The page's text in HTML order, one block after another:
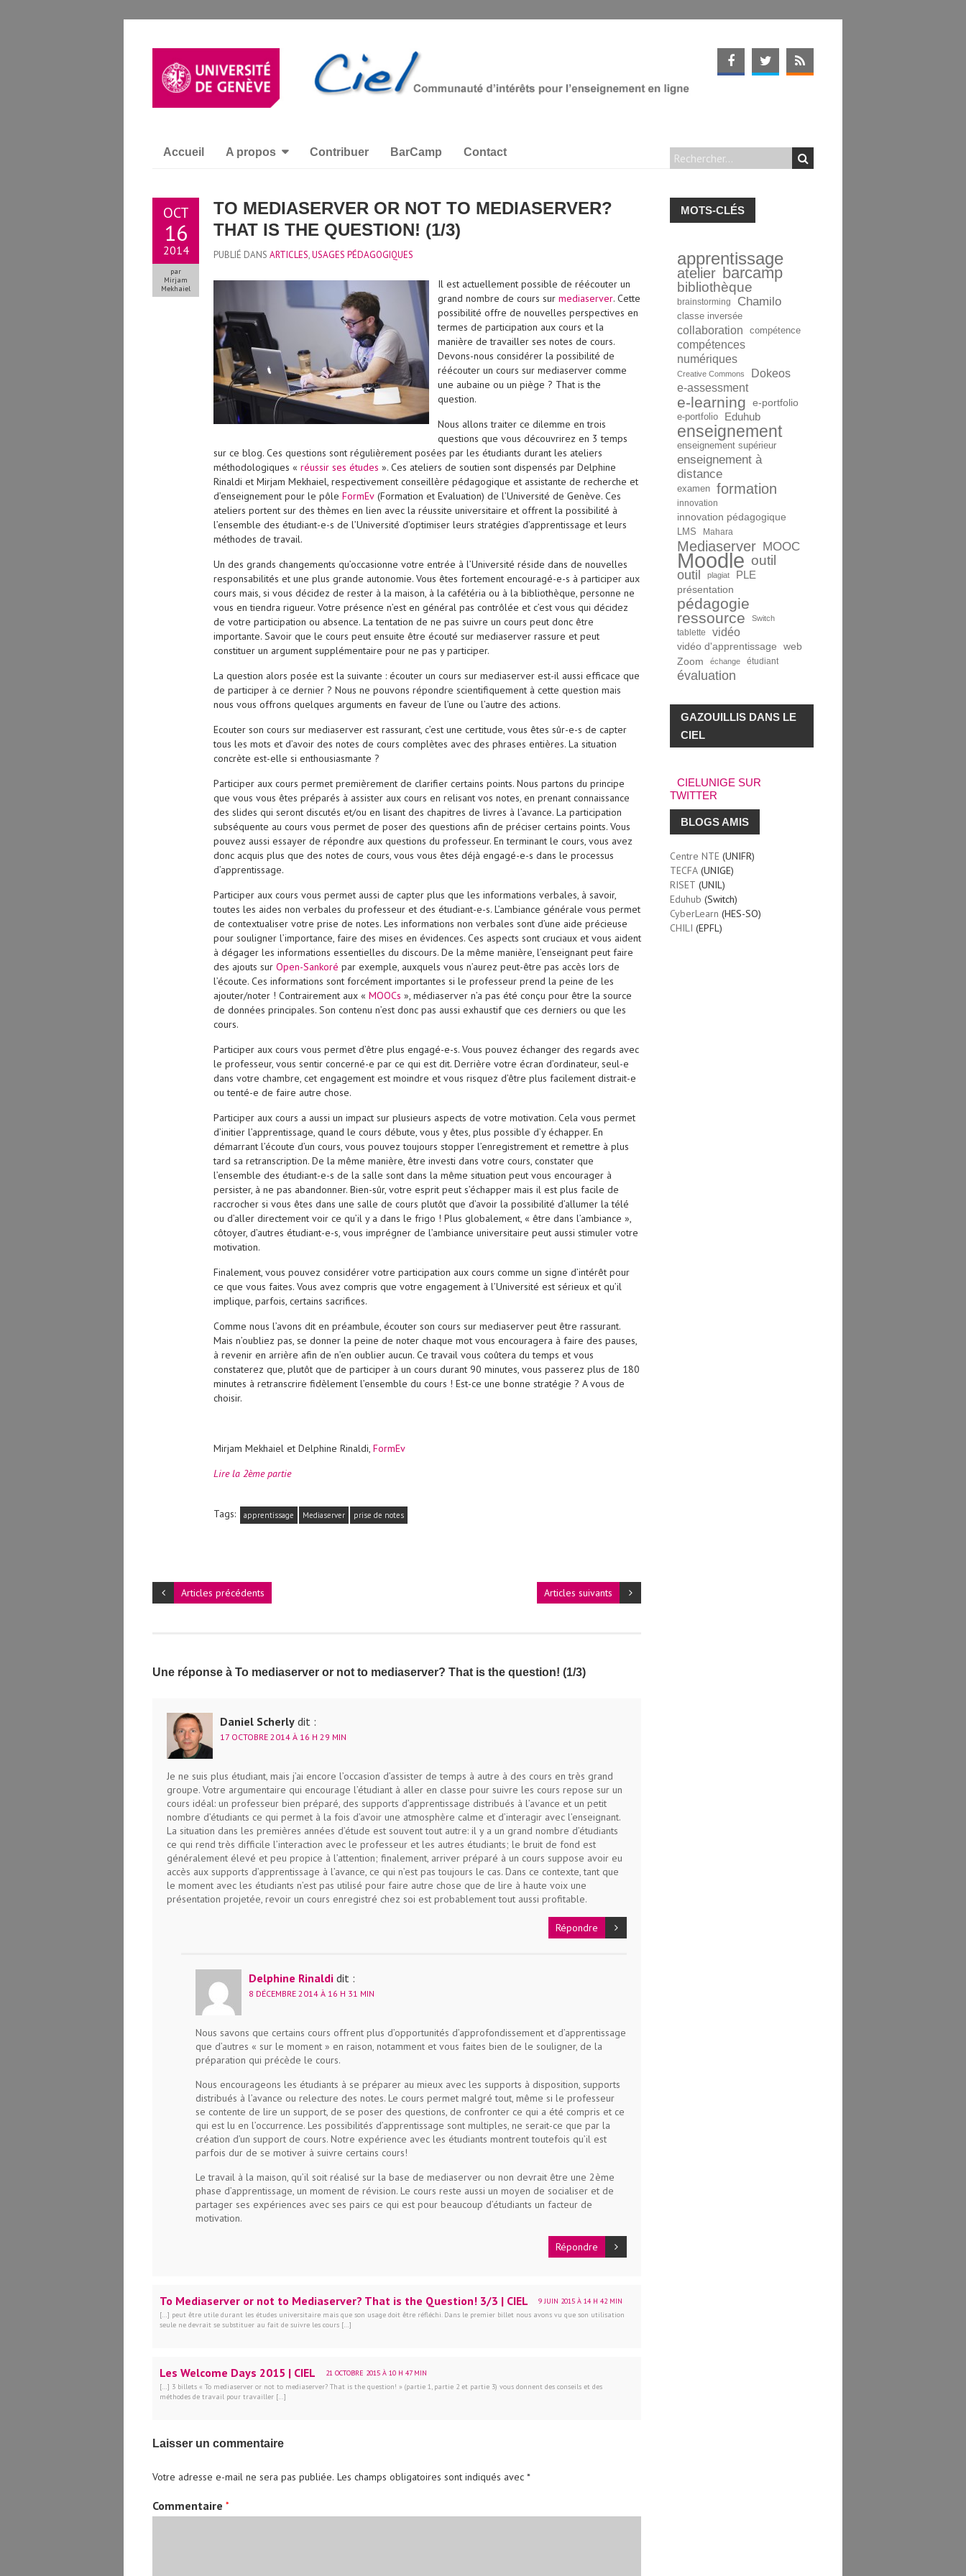
Accueil A propos Contribuer BarCamp Contact
OCT
16
2014
par
Mirjam
Mekhaiel
TO MEDIASERVER OR NOT TO MEDIASERVER?
THAT IS THE QUESTION! (1/3)
PUBLIÉ DANS ARTICLES,USAGES PÉDAGOGIQUES
Il est actuellement possible de réécouter un
grand nombre de cours surmediaserver. Cette
possibilité offre de nouvelles perspectives en
termes de participation aux cours et la
manière de travailler ses notes de cours.
Devons-nous considérer la possibilité de
réécouter un cours sur mediaserver comme
une aubaine ou un piège ? That is the
question.
Nous allons traiter ce dilemme en trois
questions que vous découvrirez en 3 temps
sur ce blog. Ces questions sont régulièrement posées par les étudiants durant les ateliers
méthodologiques « réussir ses études ». Ces ateliers de soutien sont dispensés par Delphine
Rinaldi et Mirjam Mekhaiel, respectivement conseillère pédagogique et assistante de recherche et
d’enseignement pour le pôle FormEv (Formation et Evaluation) de l’Université de Genève. Ces
ateliers portent sur des thèmes en lien avec la réussite universitaire et offrent la possibilité à
l’ensemble des étudiant-e-s de l’Université d’optimiser leurs stratégies d’apprentissage et leurs
méthodes de travail.
Un des grands changements qu’occasionne votre entrée à l’Université réside dans de nouvelles
responsabilités et une plus grande autonomie. Vous êtes fortement encouragé-e-s à participer aux
cours mais, si vous décidez de rester à la maison, à la cafétéria ou à la bibliothèque, personne ne
vous en tiendra rigueur. Votre présence n’est en général pas contrôlée et c’est vous qui décidez
de votre participation ou absence. La tentation de ne pas suivre un cours peut donc être
importante. Savoir que le cours peut ensuite être écouté sur mediaserver rassure et peut
constituer un argument supplémentaire pour ne pas y participer.
La question alors posée est la suivante : écouter un cours sur mediaserver est-il aussi efficace que
de participer à ce dernier ? Nous ne pouvons répondre scientifiquement à cette question mais
nous vous offrons quelques arguments en faveur de l’une ou l’autre des actions.
Ecouter son cours sur mediaserver est rassurant, c’est une certitude, vous êtes sûr-e-s de capter
tous les mots et d’avoir des notes de cours complètes avec des phrases entières. La situation
concrète est-elle si enthousiasmante ?
Participer aux cours permet premièrement de clarifier certains points. Nous partons du principe
que vous vous êtes préparés à assister aux cours en relisant vos notes, en prenant connaissance
des slides qui seront discutés et/ou en lisant des chapitres de livres à l’avance. La participation
subséquente au cours vous permet de poser des questions afin de préciser certains points. Vous
pouvez aussi essayer de répondre aux questions du professeur. En terminant le cours, vous avez
donc acquis plus que des notes de cours, vous vous êtes déjà engagé-e-s dans le processus
d’apprentissage.
Participer aux cours vous permet aussi de capter plus que les informations verbales, à savoir,
toutes les aides non verbales du professeur et des étudiant-e-s. L’ambiance générale vous permet
de contextualiser votre prise de notes. Les informations non verbales sont d’une aide précieuse
pour souligner l’importance, faire des mises en évidences. Ces aspects sont cruciaux et vous aident
à dégager les informations essentielles du discours. De la même manière, l’enseignant peut faire
des ajouts sur Open-Sankoré par exemple, auxquels vous n’aurez peut-être pas accès lors de
l’écoute. Ces informations sont forcément importantes si le professeur prend la peine de les
ajouter/noter ! Contrairement aux « MOOCs », médiaserver n’a pas été conçu pour être la source
de données principales. Son contenu n’est donc pas aussi exhaustif que ces derniers ou que les
cours.
Participer aux cours vous permet d’être plus engagé-e-s. Vous pouvez échanger des regards avec
le professeur, vous sentir concerné-e par ce qui est dit. Derrière votre écran d’ordinateur, seul-e
dans votre chambre, cet engagement est moindre et vous risquez d’être plus facilement distrait-e
ou tenté-e de faire autre chose.
Participer aux cours a aussi un impact sur plusieurs aspects de votre motivation. Cela vous permet
d’initier l’apprentissage, quand le cours débute, vous y êtes, plus possible d’y échapper. En
démarrant l’écoute d’un cours, vous pouvez toujours stopper l’enregistrement et remettre à plus
tard sa retranscription. De la même manière, être investi dans votre cours, constater que
l’ensemble des étudiant-e-s de la salle sont dans la même situation peut vous encourager à
persister, à ne pas abandonner. Bien-sûr, votre esprit peut s’échapper mais il est plus facile de
raccrocher si vous êtes dans une salle de cours plutôt que d’avoir la possibilité d’allumer la télé
ou d’aller directement voir ce qu’il y a dans le frigo ! Plus globalement, « être dans l’ambiance »,
côtoyer, d’autres étudiant-e-s, vous imprégner de l’ambiance universitaire peut aussi stimuler votre
motivation.
Finalement, vous pouvez considérer votre participation aux cours comme un signe d’intérêt pour
ce que vous faites. Vous avez compris que votre engagement à l’Université est sérieux et qu’il
implique, parfois, certains sacrifices.
Comme nous l’avons dit en préambule, écouter son cours sur mediaserver peut être rassurant.
Mais n’oubliez pas, se donner la peine de noter chaque mot vous encouragera à faire des pauses,
à revenir en arrière afin de n’en oublier aucun. Ce travail vous coûtera du temps et vous
constaterez que, plutôt que de participer à un cours durant 90 minutes, vous passerez plus de 180
minutes à retranscrire fidèlement l’ensemble du cours ! Est-ce une bonne stratégie ? A vous de
choisir.
Mirjam Mekhaiel et Delphine Rinaldi, FormEv
Lire la 2ème partie
Tags: apprentissage Mediaserver prise de notes
Articles suivants
Articles précédents
Une réponse à To mediaserver or not to mediaserver? That is the question! (1/3)
Daniel Scherly dit :
17 OCTOBRE 2014 À 16 H 29 MIN
Je ne suis plus étudiant, mais j’ai encore l’occasion d’assister de temps à autre à des cours en très grand
groupe. Votre argumentaire qui encourage l’étudiant à aller en classe pour suivre les cours repose sur un
cours idéal: un professeur bien préparé, des supports d’apprentissage distribués à l’avance et un petit
nombre d’étudiants ce qui permet à la fois d’avoir une atmosphère calme et d’interagir avec l’enseignant.
La situation dans les premières années d’étude est souvent tout autre: il y a un grand nombre d’étudiants
ce qui rend très difficile l’interaction avec le professeur et les autres étudiants; le bruit de fond est
généralement élevé et peu propice à l’attention; finalement, arriver préparé à un cours suppose avoir eu
accès aux supports d’apprentissage à l’avance, ce qui n’est pas toujours le cas. Dans ce contexte, tant que
le moment avec les étudiants n’est pas utilisé pour faire autre chose que de lire à haute voix une
présentation projetée, revoir un cours enregistré chez soi est probablement tout aussi profitable.
Répondre
Delphine Rinaldi dit :
8 DÉCEMBRE 2014 À 16 H 31 MIN
Nous savons que certains cours offrent plus d’opportunités d’approfondissement et d’apprentissage
que d’autres « sur le moment » en raison, notamment et vous faites bien de le souligner, de la
préparation qui précède le cours.
Nous encourageons les étudiants à se préparer au mieux avec les supports à disposition, supports
distribués à l’avance ou relecture des notes. Le cours permet malgré tout, même si le professeur
se contente de lire un support, de se poser des questions, de confronter ce qui a été compris et ce
qui est lu en l’occurrence. Les possibilités d’apprentissage sont multiples, ne serait-ce que par la
création d’un support de cours. Notre expérience avec les étudiants montrent toutefois qu’il est
parfois dur de se motiver à suivre certains cours!
Le travail à la maison, qu’il soit réalisé sur la base de mediaserver ou non devrait être une 2ème
phase d’apprentissage, un moment de révision. Le cours reste aussi un moyen de socialiser et de
partager ses expériences avec ses pairs ce qui est pour beaucoup d’étudiants un facteur de
motivation.
Répondre
To Mediaserver or not to Mediaserver? That is the Question! 3/3 | CIEL
9 JUIN 2015 À 14 H 42 MIN
[…] peut être utile durant les études universitaire mais que son usage doit être réfléchi. Dans le premier billet nous avons vu que son utilisation
seule ne devrait se substituer au fait de suivre les cours […]
Les Welcome Days 2015 | CIEL
21 OCTOBRE 2015 À 10 H 47 MIN
[…] 3 billets « To mediaserver or not to mediaserver? That is the question! » (partie 1, partie 2 et partie 3) vous donnent des conseils et des
méthodes de travail pour travailler […]
Laisser un commentaire
Votre adresse e-mail ne sera pas publiée. Les champs obligatoires sont indiqués avec *
Commentaire *
MOTS-CLÉS
apprentissage
atelier barcamp
bibliothèque
brainstorming Chamilo
classe inversée
collaboration compétence
compétences
numériques
Creative Commons
Dokeos
e-assessment
e-learning e-portfolio
e-portfolio Eduhub
enseignement
enseignement supérieur
enseignement à
distance
examen formation
innovation
innovation pédagogique
LMS Mahara
Mediaserver MOOC
Moodle outil
outil plagiat PLE
présentation
pédagogie
ressource
Switch
tablette vidéo
vidéo d'apprentissage web
Zoom échange étudiant
évaluation
GAZOUILLIS DANS LE
CIEL
CIELUNIGE SUR
TWITTER
BLOGS AMIS
Centre NTE (UNIFR)
TECFA (UNIGE)
RISET (UNIL)
Eduhub (Switch)
CyberLearn (HES-SO)
CHILI (EPFL)